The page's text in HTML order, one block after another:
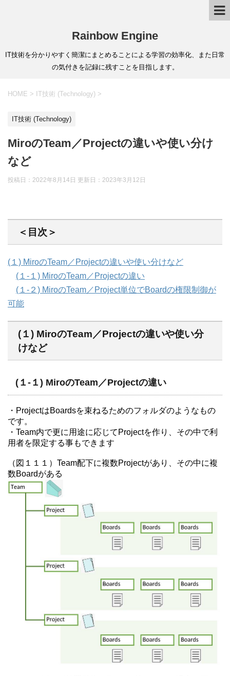
Rainbow Engine
IT技術を分かりやすく簡潔にまとめることによる学習の効率化、また日常
の気付きを記録に残すことを目指します。
HOME > IT技術 (Technology) >
IT技術 (Technology)
MiroのTeam／Projectの違いや使い分け
など
投稿日：2022年8月14日 更新日： 2023年3月12日
＜目次＞
(１) MiroのTeam／Projectの違いや使い分けなど
(１-１) MiroのTeam／Projectの違い
(１-２) MiroのTeam／Project単位でBoardの権限制御が
可能
(１) MiroのTeam／Projectの違いや使い分
けなど
(１-１) MiroのTeam／Projectの違い
・ProjectはBoardsを束ねるためのフォルダのようなもの
です。
・Team内で更に用途に応じてProjectを作り、その中で利
用者を限定する事もできます
（図１１１）Team配下に複数Projectがあり、その中に複
数Boardがある